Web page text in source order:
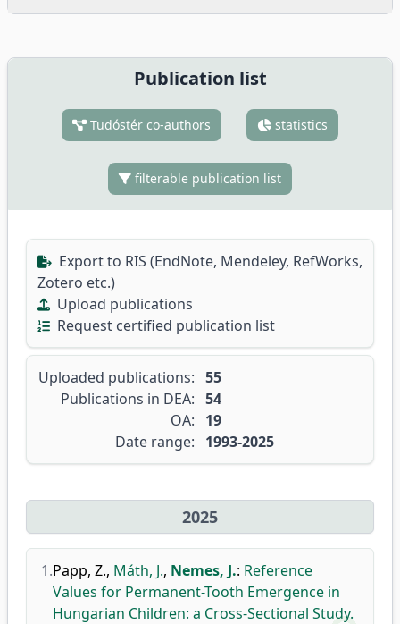
Publication list
Tudóstér co-authors statistics
filterable publication list
Export to RIS (EndNote, Mendeley, RefWorks,
Zotero etc.)
Upload publications
Request certified publication list
Uploaded publications: 55
Publications in DEA: 54
OA:
19
Date range:
1993-2025
2025
1.Papp, Z., Máth, J., Nemes, J.: Reference
Values for Permanent-Tooth Emergence in
Hungarian Children: a Cross-Sectional Study.